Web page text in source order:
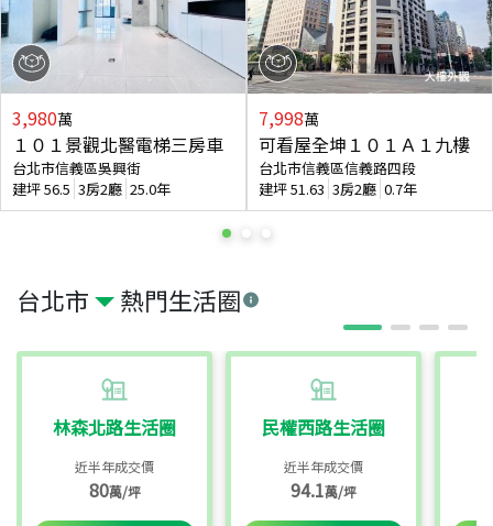
台北市 熱門生活圈
林森北路生活圈
近半年成交價
80萬/坪
民權西路生活圈
近半年成交價
94.1萬/坪
3,980萬
１０１景觀北醫電梯三房車
台北市信義區吳興街
建坪56.5 3房2廳 25.0年
7,998萬
可看屋全坤１０１Ａ１九樓
台北市信義區信義路四段
建坪51.63 3房2廳 0.7年